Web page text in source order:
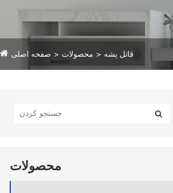
صفحه اصلی محصولات قاتل پشه
محصولات